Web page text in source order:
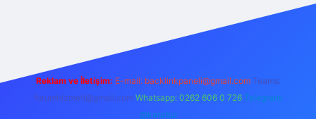
Reklam ve İletişim: E-mail: backlinkpaneli@gmail.com Teams:
forumhizmeti@gmail.com Whatsapp: 0262 606 0 726 Telegram:
@karabul